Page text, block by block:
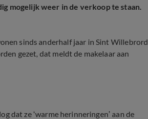
mogelijk weer in de verkoop te staan.
sinds anderhalf jaar in Sint Willebrord
gezet, dat meldt de makelaar aan
dat ze ‘warme herinneringen’ aan de